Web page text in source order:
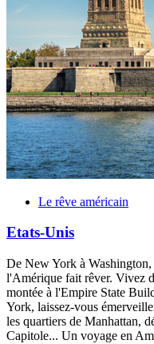
Le rêve américain
Etats-Unis
De New York à
l'Amérique fait rêver. Vivez
montée à l'Empire State
York, laissez-vous
les quartiers de Manhattan,
Capitole... Un voyage en